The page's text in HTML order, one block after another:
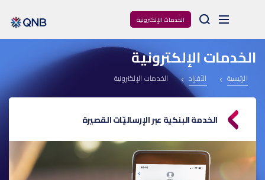
الخدمات الإلكترونية Arama
الخدمات الإلكترونية
الرئيسية الأفراد الخدمات الإلكترونية
الخدمة البنكية عبر الإرساليّات القصيرة